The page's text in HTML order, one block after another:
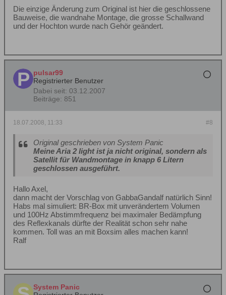
Die einzige Änderung zum Original ist hier die geschlossene
Bauweise, die wandnahe Montage, die grosse Schallwand
und der Hochton wurde nach Gehör geändert.
pulsar99
Registrierter Benutzer
Dabei seit: 03.12.2007
Beiträge: 851
#8
18.07.2008, 11:33
Original geschrieben von System Panic
Meine Aria 2 light ist ja nicht original, sondern als
Satellit für Wandmontage in knapp 6 Litern
geschlossen ausgeführt.
Hallo Axel,
dann macht der Vorschlag von GabbaGandalf natürlich Sinn!
Habs mal simuliert: BR-Box mit unverändertem Volumen
und 100Hz Abstimmfrequenz bei maximaler Bedämpfung
des Reflexkanals dürfte der Realität schon sehr nahe
kommen. Toll was an mit Boxsim alles machen kann!
Ralf
System Panic